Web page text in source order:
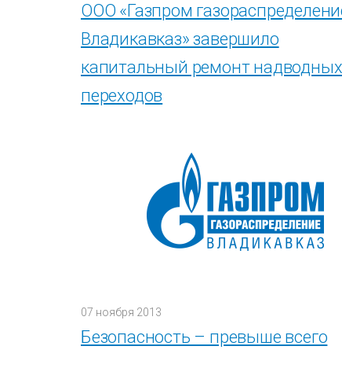
ООО «Газпром
Владикавказ» завершило
капитальный ремонт надводных
переходов
07 ноября 2013
Безопасность – превыше всего